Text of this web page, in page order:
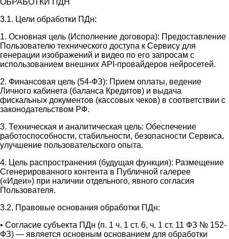
3.1. Цели обработки ПДн:
1. Основная цель (Исполнение договора): Предоставление
Пользователю технического доступа к Сервису для
генерации изображений и видео по его запросам с
использованием внешних API-провайдеров нейросетей.
2. Финансовая цель (54-ФЗ): Прием оплаты, ведение
Личного кабинета (баланса Кредитов) и выдача
фискальных документов (кассовых чеков) в соответствии с
законодательством РФ.
3. Техническая и аналитическая цель: Обеспечение
работоспособности, стабильности, безопасности Сервиса,
улучшение пользовательского опыта.
4. Цель распространения (будущая функция): Размещение
Сгенерированного контента в Публичной галерее
(«Идеи») при наличии отдельного, явного согласия
Пользователя.
3.2. Правовые основания обработки ПДн:
• Согласие субъекта ПДн (п. 1 ч. 1 ст. 6, ч. 1 ст. 11 ФЗ № 152-
ФЗ) — является основным основанием для обработки